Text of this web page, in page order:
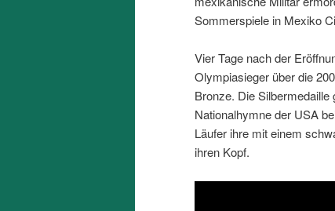
Sommerspiele in Mexiko
Vier Tage nach der
Olympiasieger über die
Bronze. Die
Nationalhymne der USA
Läufer ihre mit einem
ihren Kopf.